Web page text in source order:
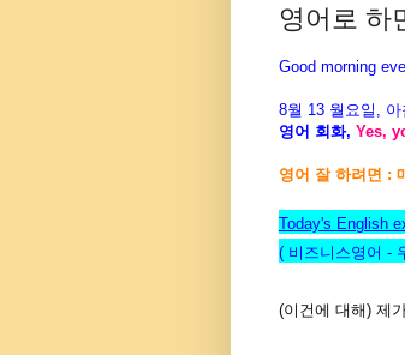
영어로 하
Good morning
8월 13 월 요일, 아
영어 회화, Yes,
영어 잘 하려면 :
Today's English
( 비즈니스영어 -
(이건에 대해) 제
I'd like to